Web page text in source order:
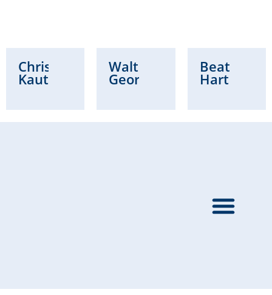
Christian
Kautz
Waltraud
Georg
Beatrice
Hartung